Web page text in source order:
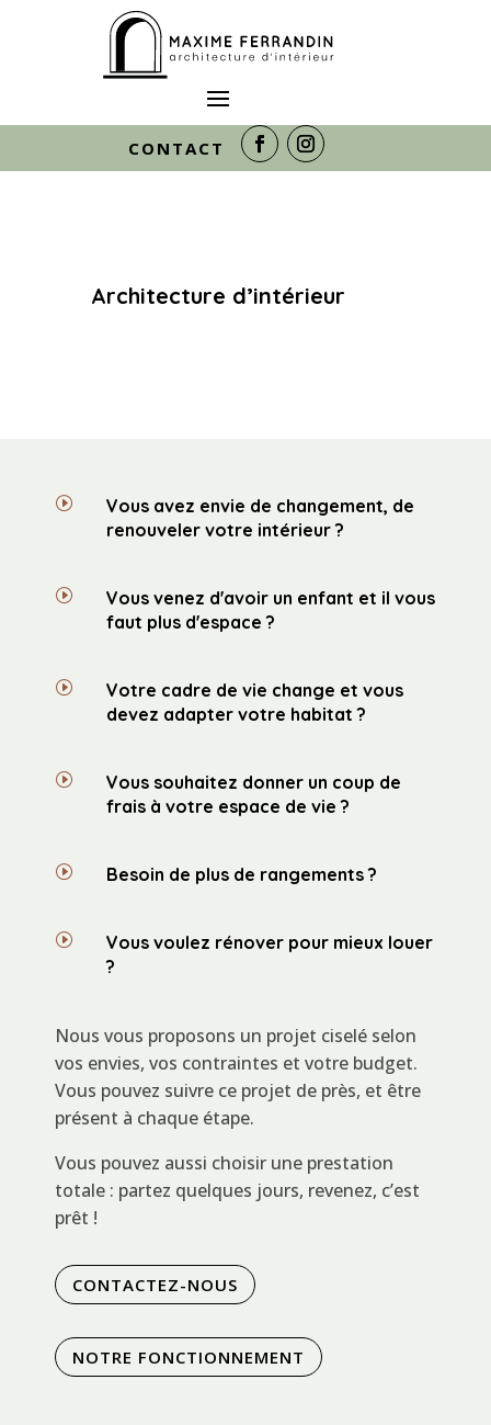
CONTACT
Architecture d’intérieur
I
Vous avez envie de changement, de
renouveler votre intérieur ?
I
Vous venez d'avoir un enfant et il vous
faut plus d'espace ?
I
Votre cadre de vie change et vous
devez adapter votre habitat ?
I
Vous souhaitez donner un coup de
frais à votre espace de vie ?
I Besoin de plus de rangements ?
I
Vous voulez rénover pour mieux louer
?
Nous vous proposons un projet ciselé selon
vos envies, vos contraintes et votre budget.
Vous pouvez suivre ce projet de près, et être
présent à chaque étape.
Vous pouvez aussi choisir une prestation
totale : partez quelques jours, revenez, c’est
prêt !
CONTACTEZ-NOUS
NOTRE FONCTIONNEMENT